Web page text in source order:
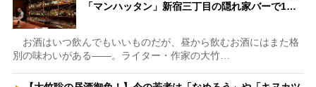
「マンハッタン」新宿三丁目の隠れ家バーで1…
お酒はいつ飲んでもいいものだが、昼から飲むお酒にはまた格
別の味わいがある――。ライター・作家の大竹…